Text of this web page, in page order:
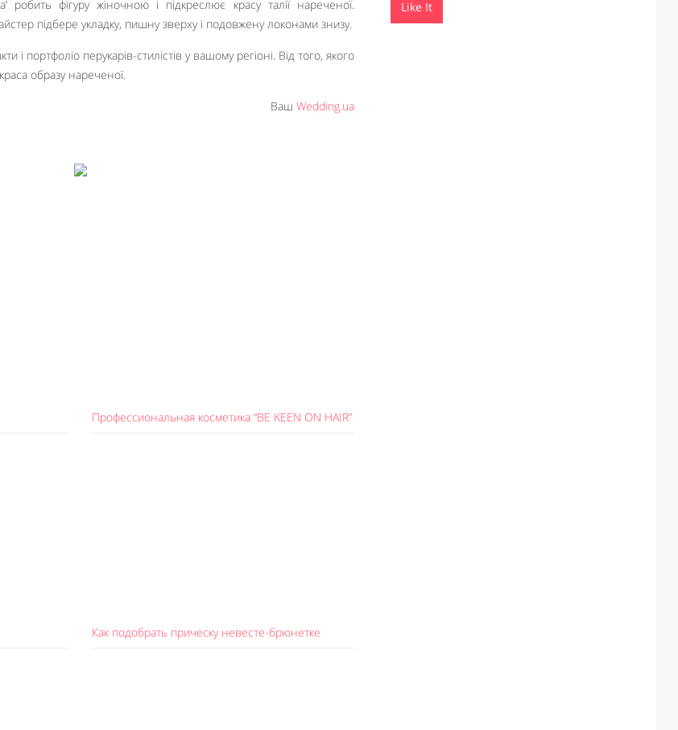
робить фігуру жіночною і підкреслює красу талії нареченої.
підбере укладку, пишну зверху і подовжену локонами знизу.
і портфоліо перукарів-стилістів у вашому регіоні. Від того, якого
образу нареченої.
Ваш Wedding.ua
Профессиональная косметика “BE KEEN ON HAIR”
Как подобрать прическу невесте-брюнетке
Like It